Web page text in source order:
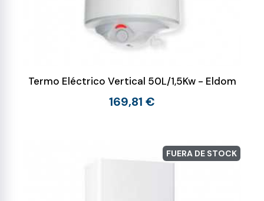
Termo Eléctrico Vertical 50L/1,5Kw - Eldom
169,81 €
FUERA DE STOCK